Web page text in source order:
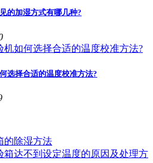
的加湿方式有哪几种?
选择合适的温度校准方法?
的除湿方法
箱达不到设定温度的原因及处理方